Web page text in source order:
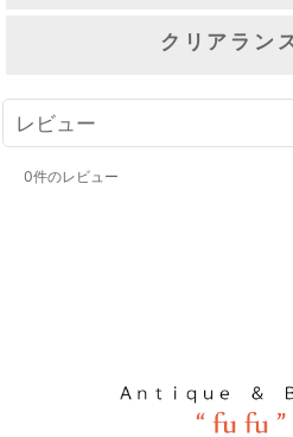
クリアラン
レビュー
0件のレビュー